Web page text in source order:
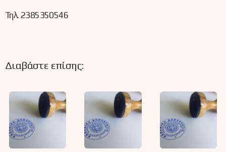
Τηλ. 2385350546
Διαβάστε επίσης: